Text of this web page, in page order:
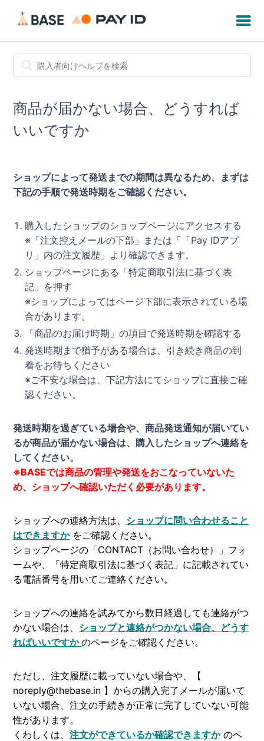
商品が届かない場合、どうすれば
いいですか
ショップによって発送までの期間は異なるため、まずは
下記の手順で発送時期をご確認ください。
購入したショップのショップページにアクセスする
※「注文控えメールの下部」または「「Pay IDアプ
リ」内の注文履歴」より確認できます。
ショップページにある「特定商取引法に基づく表
記」を押す
※ショップによってはページ下部に表示されている場
合があります。
「商品のお届け時期」の項目で発送時期を確認する
発送時期まで猶予がある場合は、引き続き商品の到
着をお待ちください
※ご不安な場合は、下記方法にてショップに直接ご確
認ください。
発送時期を過ぎている場合や、商品発送通知が届いてい
るが商品が届かない場合は、購入したショップへ連絡を
してください。
※BASEでは商品の管理や発送をおこなっていないた
め、ショップへ確認いただく必要があります。
ショップへの連絡方法は、 ショップに問い合わせること
はできますかをご確認ください。
ショップページの「CONTACT（お問い合わせ）」フォ
ームや、「特定商取引法に基づく表記」に記載されてい
る電話番号を用いてご連絡ください。
ショップへの連絡を試みてから数日経過しても連絡がつ
かない場合は、 ショップと連絡がつかない場合、どうす
ればいいですかのページをご確認ください。
ただし、注文履歴に載っていない場合や、【
noreply@thebase.in 】からの購入完了メールが届いて
いない場合、注文の手続きが正常に完了していない可能
性があります。
くわしくは、注文ができているか確認できますかのペ